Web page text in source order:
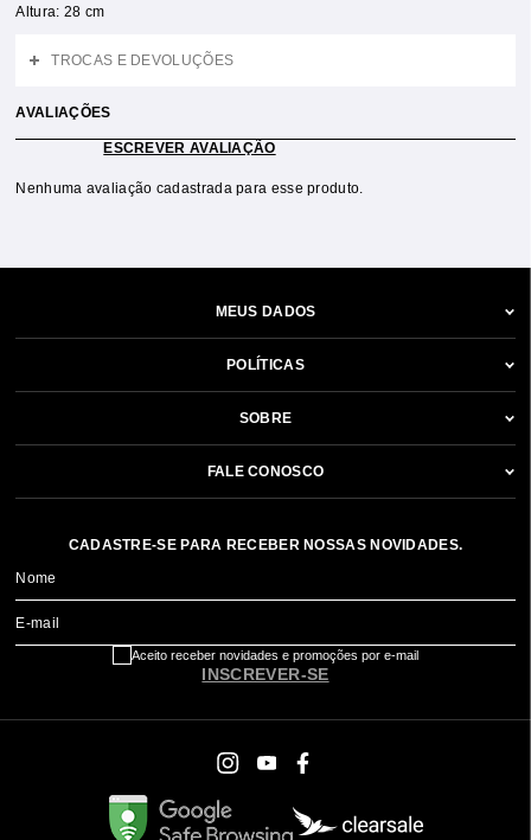
Altura: 28 cm
TROCAS E DEVOLUÇÕES
AVALIAÇÕES
ESCREVER AVALIAÇÃO
Nenhuma avaliação cadastrada para esse produto.
MEUS DADOS
POLÍTICAS
SOBRE
FALE CONOSCO
CADASTRE-SE PARA RECEBER NOSSAS NOVIDADES.
Nome
E-mail
INSCREVER-SE
Aceito receber novidades e promoções por e-mail